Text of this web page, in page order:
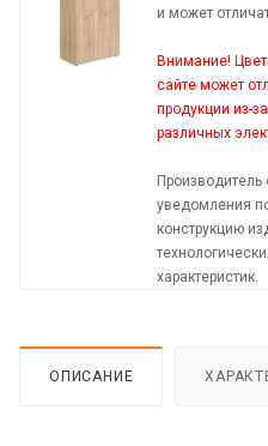
и может
Внимание!
сайте может
продукции из-
различных
Производитель
уведомления
конструкцию
характеристик.
ОПИСАНИЕ